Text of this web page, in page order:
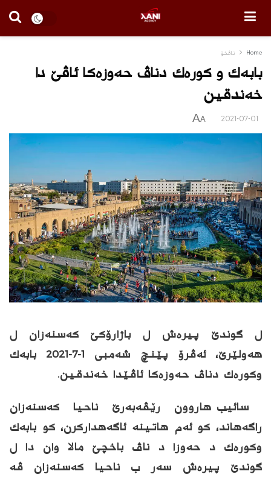
Home ناڤخۆ
بابه‌ك و كوره‌ك دناڤ حه‌وزه‌كا ئاڤێ دا
خه‌ندقین
2021-07-01
A
A
ل گوندێ پیره‌ش ل باژارۆكێ كه‌سنه‌زان ل
هه‌ولێرێ،ئه‌ڤرۆ پێنچ شه‌مبى 1-7-2021
بابه‌ك
وكوره‌ك دناڤ حه‌وزه‌كا ئاڤێدا خه‌ندقین.
سائیب هاروون رێڤه‌به‌رێ ناحیا كه‌سنه‌زان
راگه‌هاند، كو ئه‌م هاتینه‌ ئاگه‌هداركرن، كو بابه‌ك
وكوره‌ك د حه‌وزا د ناڤ باخچێ مالا وان دا ل
گوندێ پیره‌ش سه‌ر ب ناحیا كه‌سنه‌زان ڤه‌